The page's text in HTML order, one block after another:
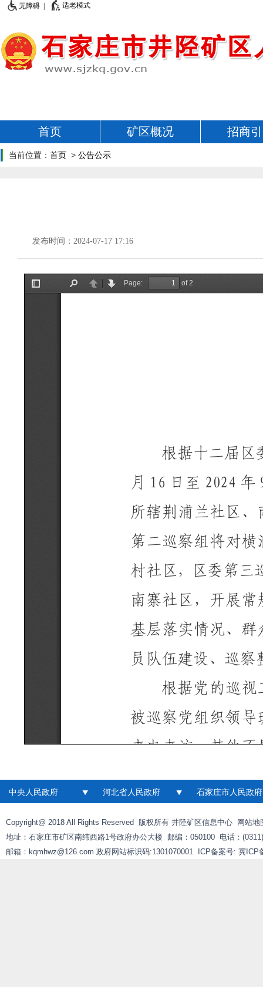
无障碍 | 适老模式
首页 矿区概况 招商
当前位置： 首页 > 公告公示
发布时间：2024-07-17 17:16